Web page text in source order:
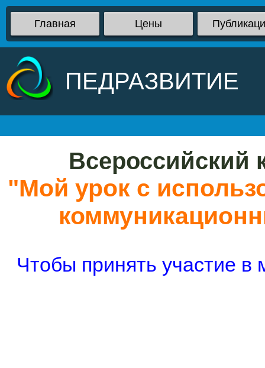
Главная Цены
ПЕДРАЗВИТИЕ
Всероссийский
"Мой урок с
Чтобы принять участие